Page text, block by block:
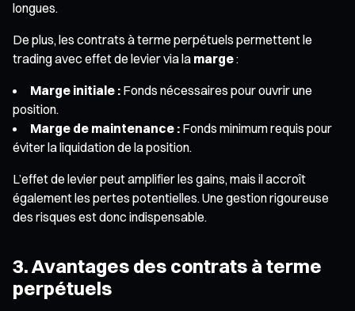
longues.
De plus, les contrats à terme perpétuels permettent le
trading avec effet de levier via la marge:
Marge initiale : Fonds nécessaires pour ouvrir une
position.
Marge de maintenance : Fonds minimum requis pour
éviter la liquidation de la position.
L’effet de levier peut amplifier les gains, mais il accroît
également les pertes potentielles. Une gestion rigoureuse
des risques est donc indispensable.
3. Avantages des contrats à terme
perpétuels